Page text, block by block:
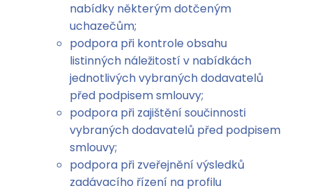
nabídky některým dotčeným
uchazečům;
podpora při kontrole obsahu
listinných náležitostí v nabídkách
jednotlivých vybraných dodavatelů
před podpisem smlouvy;
podpora při zajištění součinnosti
vybraných dodavatelů před podpisem
smlouvy;
podpora při zveřejnění výsledků
zadávacího řízení na profilu